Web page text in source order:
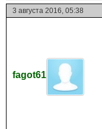
3 августа 2016, 05:38
fagot61